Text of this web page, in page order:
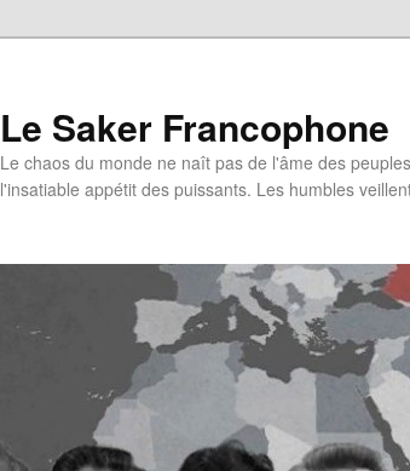
Le Saker Francophone
Le chaos du monde ne naît pas de l'âme des
l'insatiable appétit des puissants. Les humbles